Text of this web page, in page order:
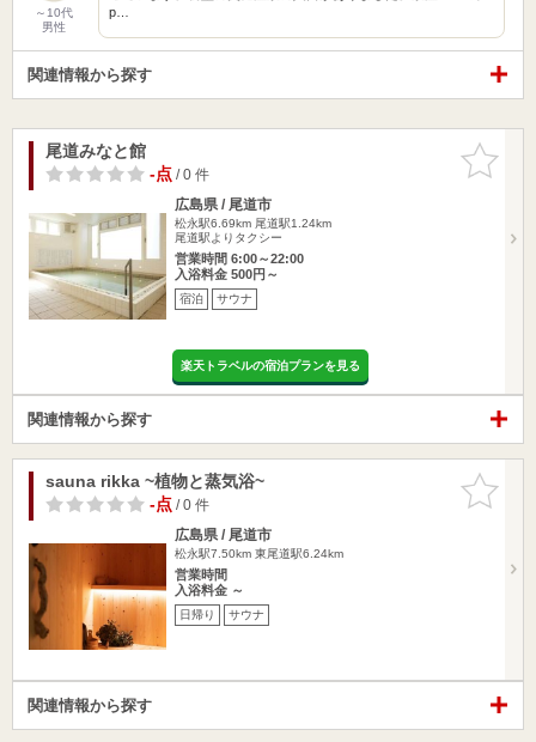
～10代
男性
p…
関連情報から探す
お気に入
りに追加
尾道みなと館
-点/ 0 件
広島県 / 尾道市
松永駅6.69km 尾道駅1.24km
尾道駅よりタクシー
営業時間 6:00～22:00
入浴料金 500円～
宿泊 サウナ
楽天トラベルの宿泊プランを見る
関連情報から探す
お気に入
りに追加
sauna rikka ~植物と蒸気浴~
-点/ 0 件
広島県 / 尾道市
松永駅7.50km 東尾道駅6.24km
営業時間
入浴料金 ～
日帰り サウナ
関連情報から探す